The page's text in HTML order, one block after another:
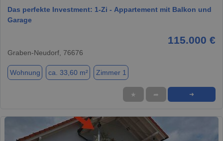
Das perfekte Investment: 1-Zi - Appartement mit Balkon und
Garage
115.000 €
Graben-Neudorf, 76676
Wohnung ca. 33,60 m² Zimmer 1
★ ➦ ➜